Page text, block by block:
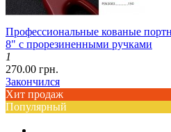
Профессиональные кованые
8" с прорезиненными ручками
1
270.00 грн.
Закончился
Хит продаж
Популярный